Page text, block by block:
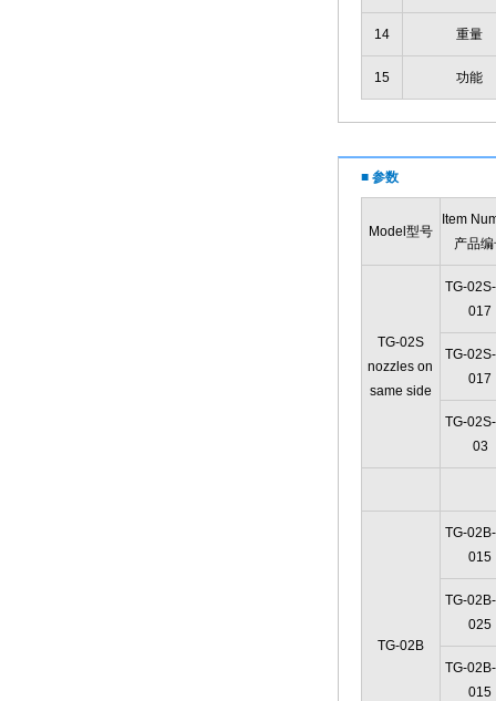
14 重量
15 功能
■ 参数
Model型号
Item
产品
TG-02S
nozzles on
same side
TG-
017
TG-
017
TG-
03
TG-02B
TG-
015
TG-
025
TG-
015